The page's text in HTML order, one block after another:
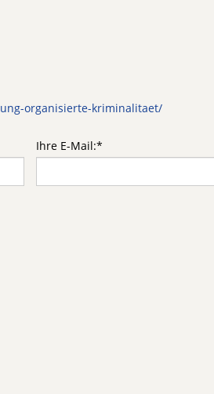
organisierte-kriminalitaet/
Ihre E-Mail:*